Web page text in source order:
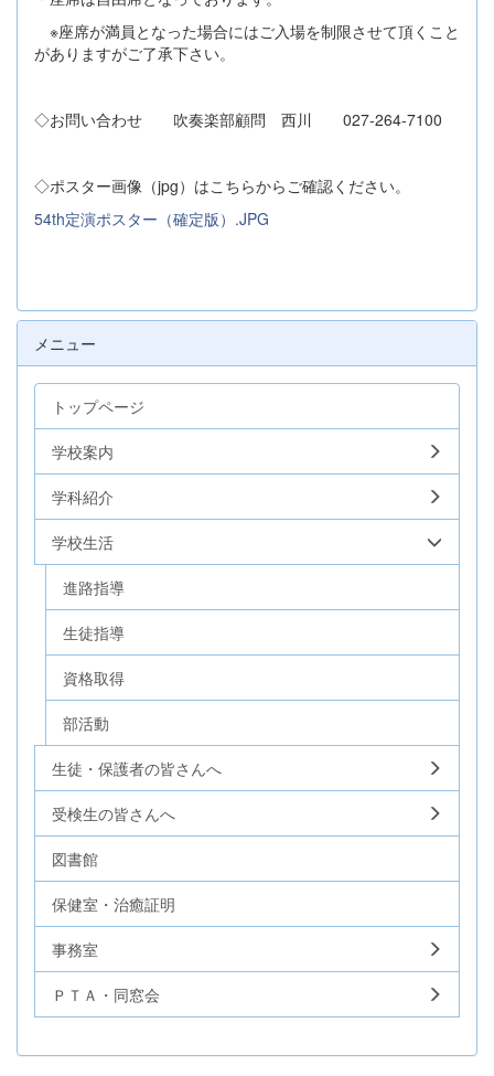
※座席が満員となった場合にはご入場を制限させて頂くこと
がありますがご了承下さい。
◇お問い合わせ 吹奏楽部顧問 西川 027-264-7100
◇ポスター画像（jpg）はこちらからご確認ください。
54th定演ポスター（確定版）.JPG
メニュー
トップページ
学校案内
学科紹介
学校生活
進路指導
生徒指導
資格取得
部活動
生徒・保護者の皆さんへ
受検生の皆さんへ
図書館
保健室・治癒証明
事務室
ＰＴＡ・同窓会